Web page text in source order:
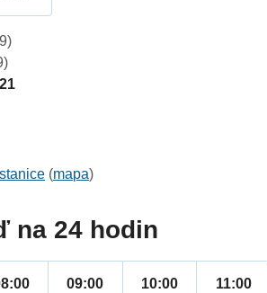
(mapa)
na 24 hodin
09:00 10:00 11:00